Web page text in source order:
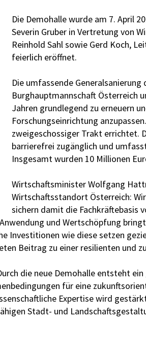
Die Demohalle wurde am 7. April
Severin Gruber in Vertretung von
Reinhold Sahl sowie Gerd Koch,
feierlich eröffnet.
Die umfassende
Burghauptmannschaft Österreich
Jahren grundlegend zu erneuern
Forschungseinrichtung
zweigeschossiger Trakt errichtet.
barrierefrei zugänglich und
Insgesamt wurden 10 Millionen
Wirtschaftsminister Wolfgang
Wirtschaftsstandort Österreich:
sichern damit die Fachkräftebasis
und Wertschöpfung
Investitionen wie diese setzen
Beitrag zu einer resilienten und
die neue Demohalle entsteht
für eine
Expertise wird
Stadt- und